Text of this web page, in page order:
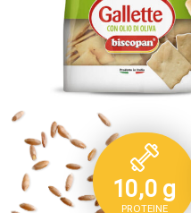
10,0 g
PROTEINE